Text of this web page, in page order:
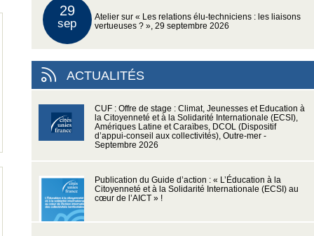
29
sep
Atelier sur « Les relations élu-techniciens : les liaisons
vertueuses ? », 29 septembre 2026
ACTUALITÉS
CUF : Offre de stage : Climat, Jeunesses et Education à
la Citoyenneté et à la Solidarité Internationale (ECSI),
Amériques Latine et Caraïbes, DCOL (Dispositif
d’appui-conseil aux collectivités), Outre-mer -
Septembre 2026
Publication du Guide d’action : « L’Éducation à la
Citoyenneté et à la Solidarité Internationale (ECSI) au
cœur de l’AICT » !